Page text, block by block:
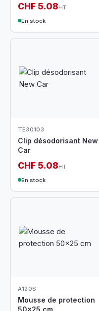
CHF 5.08HT
En stock
TE30103
Clip désodorisant New
Car
CHF 5.08HT
En stock
A120S
Mousse de protection
50x25 cm